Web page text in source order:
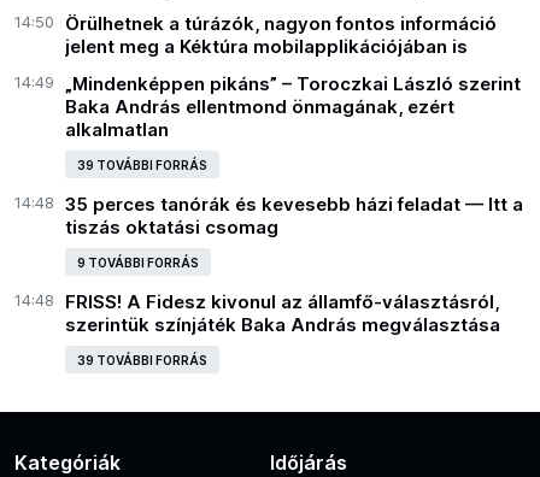
14:50
Örülhetnek a túrázók, nagyon fontos információ
jelent meg a Kéktúra mobilapplikációjában is
14:49
„Mindenképpen pikáns” – Toroczkai László szerint
Baka András ellentmond önmagának, ezért
alkalmatlan
39 TOVÁBBI FORRÁS
14:48
35 perces tanórák és kevesebb házi feladat — Itt a
tiszás oktatási csomag
9 TOVÁBBI FORRÁS
14:48
FRISS! A Fidesz kivonul az államfő-választásról,
szerintük színjáték Baka András megválasztása
39 TOVÁBBI FORRÁS
Kategóriák Időjárás